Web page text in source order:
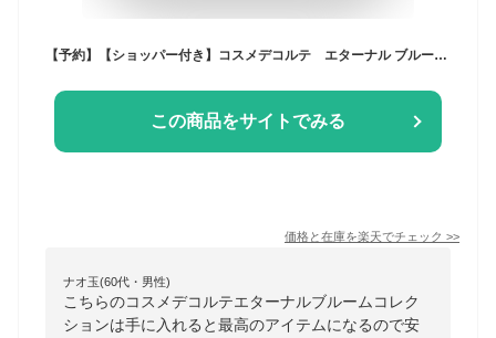
【予約】【ショッパー付き】コスメデコルテ エターナル ブルーム コレクション 2025クリスマスコフレ 11月1日より順次発送 ギフト プレゼント クリスマス 彼女 家族
この商品をサイトでみる
価格と在庫を楽天でチェック >>
ナオ玉(60代・男性)
こちらのコスメデコルテエターナルブルームコレク
ションは手に入れると最高のアイテムになるので安